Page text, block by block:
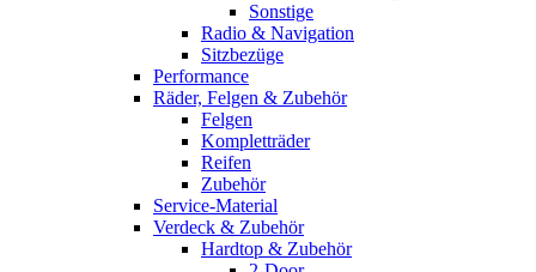
Sonstige
Radio & Navigation
Sitzbezüge
Performance
Räder, Felgen & Zubehör
Felgen
Kompletträder
Reifen
Zubehör
Service-Material
Verdeck & Zubehör
Hardtop & Zubehör